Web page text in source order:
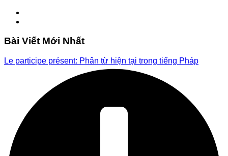
Bài Viết Mới Nhất
Le participe présent: Phân từ hiện tại trong tiếng Pháp